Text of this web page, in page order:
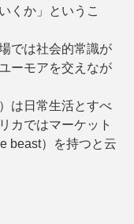
くか」というこ
では社会的常識が
ーモアを交えなが
は日常生活とすべ
カではマーケット
beast）を持つと云